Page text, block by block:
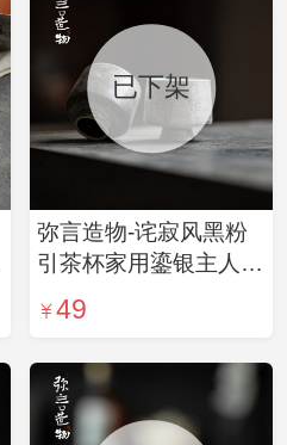
已下架
弥言造物-诧寂风黑粉
引茶杯家用鎏银主人杯
仿宋高足品茗杯日式功
夫茶具
49